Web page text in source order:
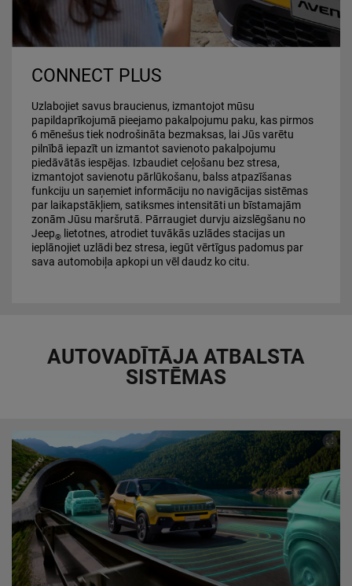
CONNECT PLUS
Uzlabojiet savus braucienus, izmantojot mūsu
papildaprīkojumā pieejamo pakalpojumu paku, kas pirmos
6 mēnešus tiek nodrošināta bezmaksas, lai Jūs varētu
pilnībā iepazīt un izmantot savienoto pakalpojumu
piedāvātās iespējas. Izbaudiet ceļošanu bez stresa,
izmantojot savienotu pārlūkošanu, balss atpazīšanas
funkciju un saņemiet informāciju no navigācijas sistēmas
par laikapstākļiem, satiksmes intensitāti un bīstamajām
zonām Jūsu maršrutā. Pārraugiet durvju aizslēgšanu no
Jeep®
lietotnes, atrodiet tuvākās uzlādes stacijas un
ieplānojiet uzlādi bez stresa, iegūt vērtīgus padomus par
sava automobiļa apkopi un vēl daudz ko citu.
AUTOVADĪTĀJA ATBALSTA
SISTĒMAS